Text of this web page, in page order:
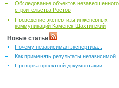
Обследование объектов незавершенного
строительства Ростов
Проведение экспертизы инженерных
коммуникаций Каменск-Шахтинский
Новые статьи
Почему независимая экспертиза...
Как применять результаты независимой...
Проверка проектной документации:...